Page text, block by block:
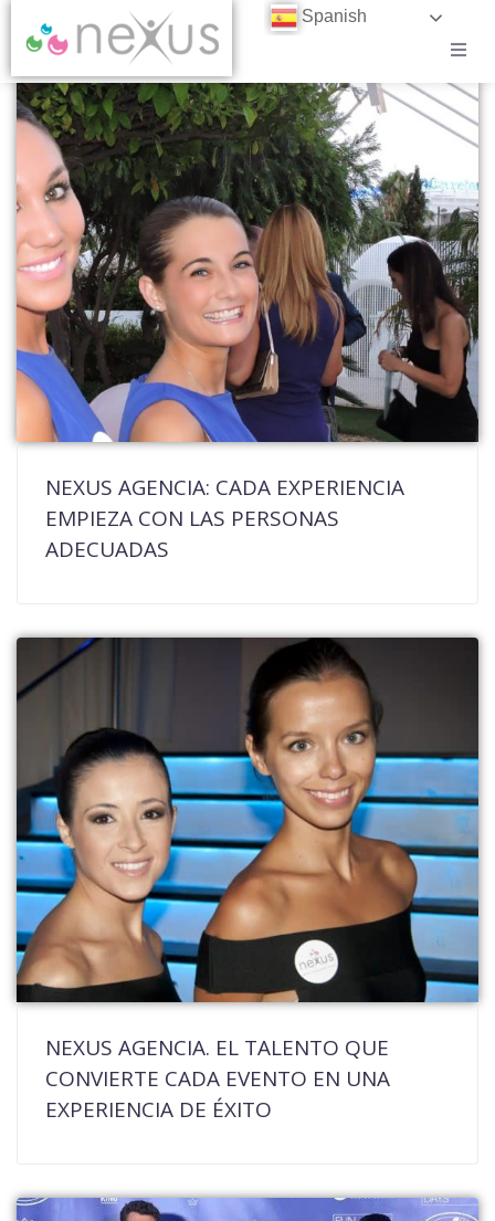
CASOS DE ÉXITO
BLOG
CONTACTO
TRABAJA EN NEXUS
NEXUS AGENCIA: CADA EXPERIENCIA
EMPIEZA CON LAS PERSONAS
ADECUADAS
NEXUS AGENCIA. EL TALENTO QUE
CONVIERTE CADA EVENTO EN UNA
EXPERIENCIA DE ÉXITO
Spanish